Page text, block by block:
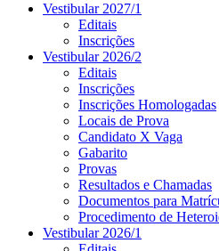
Vestibular 2027/1
Editais
Inscrições
Vestibular 2026/2
Editais
Inscrições
Inscrições Homologadas
Locais de Prova
Candidato X Vaga
Gabarito
Provas
Resultados e Chamadas
Documentos para
Procedimento de
Vestibular 2026/1